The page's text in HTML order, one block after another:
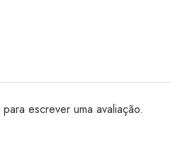
para escrever uma avaliação.